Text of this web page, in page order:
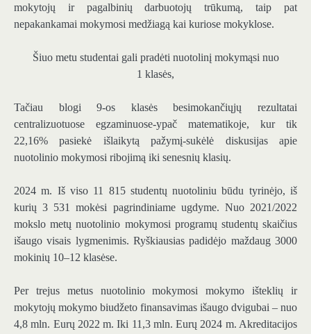
mokytojų ir pagalbinių darbuotojų trūkumą, taip pat
nepakankamai mokymosi medžiagą kai kuriose mokyklose.
Šiuo metu studentai gali pradėti nuotolinį mokymąsi nuo
1 klasės,
Tačiau blogi 9-os klasės besimokančiųjų rezultatai
centralizuotuose egzaminuose-ypač matematikoje, kur tik
22,16% pasiekė išlaikytą pažymį-sukėlė diskusijas apie
nuotolinio mokymosi ribojimą iki senesnių klasių.
2024 m. Iš viso 11 815 studentų nuotoliniu būdu tyrinėjo, iš
kurių 3 531 mokėsi pagrindiniame ugdyme. Nuo 2021/2022
mokslo metų nuotolinio mokymosi programų studentų skaičius
išaugo visais lygmenimis. Ryškiausias padidėjo maždaug 3000
mokinių 10–12 klasėse.
Per trejus metus nuotolinio mokymosi mokymo išteklių ir
mokytojų mokymo biudžeto finansavimas išaugo dvigubai – nuo
4,8 mln. Eurų 2022 m. Iki 11,3 mln. Eurų 2024 m. Akreditacijos